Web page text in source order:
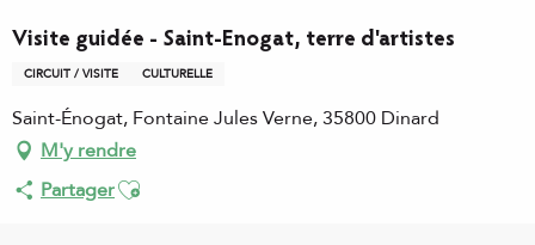
Visite guidée - Saint-Enogat, terre d'artistes
CIRCUIT / VISITE CULTURELLE
Saint-Énogat, Fontaine Jules Verne, 35800 Dinard
M'y rendre
PartagerAjouter aux favoris